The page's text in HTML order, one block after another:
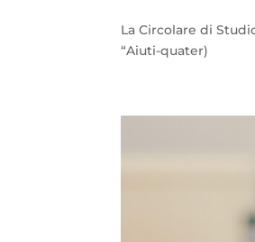
La Circolare di
“Aiuti-quater)